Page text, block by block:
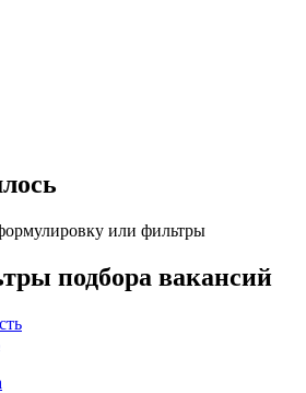
или фильтры
подбора вакансий